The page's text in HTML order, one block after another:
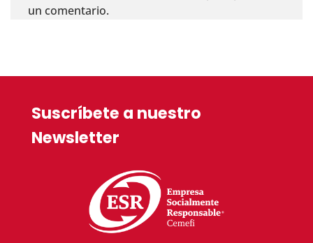
un comentario.
Suscríbete a nuestro
Newsletter